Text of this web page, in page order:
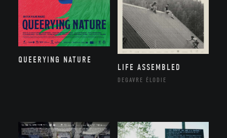
QUEERYING NATURE
LIFE ASSEMBLED
DEGAVRE ÉLODIE